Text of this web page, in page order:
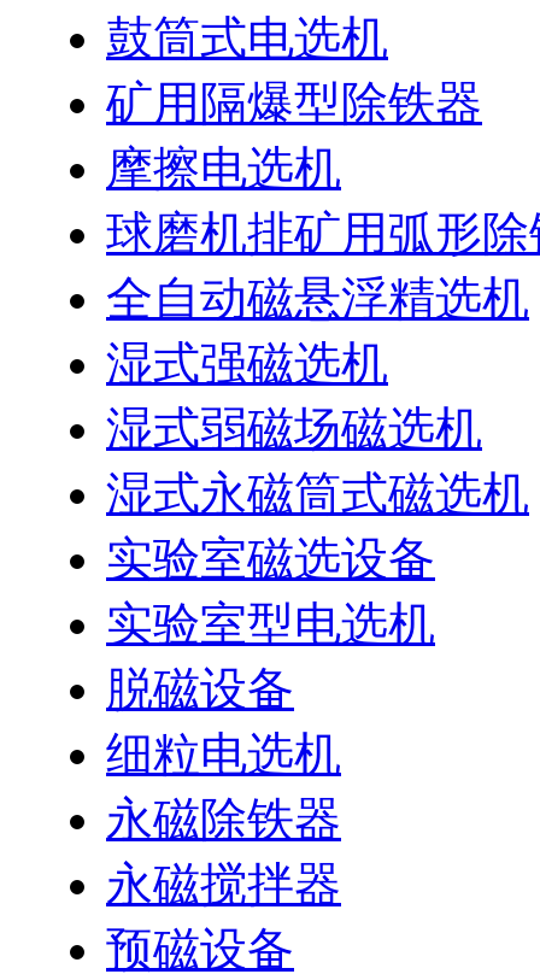
鼓筒式电选机
矿用隔爆型除铁器
摩擦电选机
球磨机排矿用弧形
全自动磁悬浮精选机
湿式强磁选机
湿式弱磁场磁选机
湿式永磁筒式磁选机
实验室磁选设备
实验室型电选机
脱磁设备
细粒电选机
永磁除铁器
永磁搅拌器
预磁设备